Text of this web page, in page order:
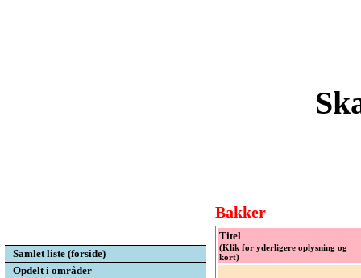
Samlet liste (forside)
Opdelt i områder
Bakker
Titel
(Klik for yderligere oplysning og
kort)